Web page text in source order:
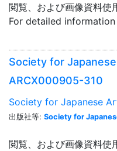
閲覧、および画像資料使
For detailed
Society for
ARCX000905-310
Society for Japanese
出版社等: Society for
閲覧、および画像資料使